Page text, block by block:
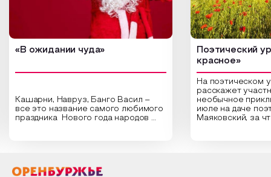
«В ожидании чуда»
Кашарни, Навруз, Банго Васил –
все это название самого любимого
праздника Нового года народов
о том, как встречают новый год в
Поэтический
красное»
На поэтическом
расскажет
необычное
июле на даче
Маяковский, за